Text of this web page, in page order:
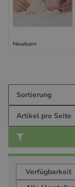
Newborn
Sortierung
Artikel pro Seite
Verfügbarkeit